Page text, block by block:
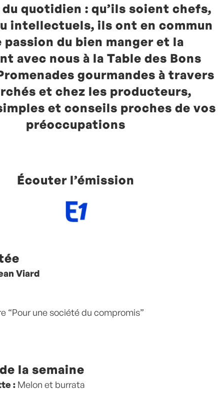
quotidien : qu’ils soient chefs,
intellectuels, ils ont en commun
du bien manger et la
avec nous à la Table des Bons
gourmandes à travers
et chez les producteurs,
et conseils proches de vos
préoccupations
Écouter l’émission
Viard
“Pour une société du compromis”
la semaine
: Melon et burrata